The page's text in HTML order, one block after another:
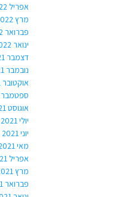
אפריל 2022
מרץ 2022
פברואר 2022
ינואר 2022
דצמבר 2021
נובמבר 2021
אוקטובר 2021
ספטמבר 2021
אוגוסט 2021
יולי 2021
יוני 2021
מאי 2021
אפריל 2021
מרץ 2021
פברואר 2021